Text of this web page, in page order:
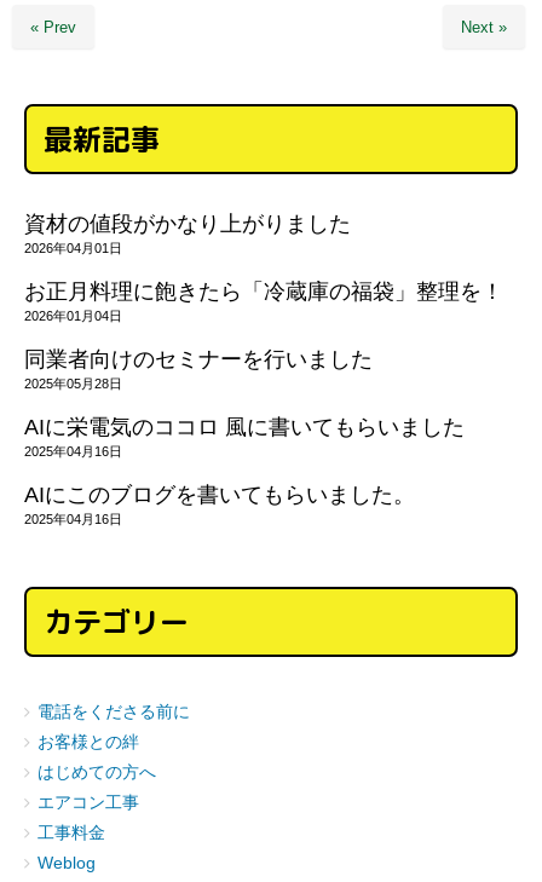
« Prev Next »
最新記事
資材の値段がかなり上がりました
2026年04月01日
お正月料理に飽きたら「冷蔵庫の福袋」整理を！
2026年01月04日
同業者向けのセミナーを行いました
2025年05月28日
AIに栄電気のココロ 風に書いてもらいました
2025年04月16日
AIにこのブログを書いてもらいました。
2025年04月16日
カテゴリー
電話をくださる前に
お客様との絆
はじめての方へ
エアコン工事
工事料金
Weblog